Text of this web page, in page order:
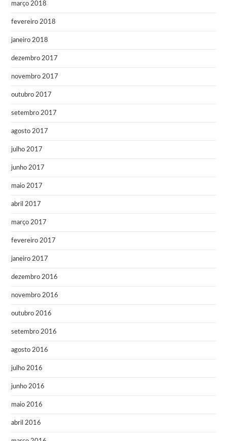
março 2018
fevereiro 2018
janeiro 2018
dezembro 2017
novembro 2017
outubro 2017
setembro 2017
agosto 2017
julho 2017
junho 2017
maio 2017
abril 2017
março 2017
fevereiro 2017
janeiro 2017
dezembro 2016
novembro 2016
outubro 2016
setembro 2016
agosto 2016
julho 2016
junho 2016
maio 2016
abril 2016